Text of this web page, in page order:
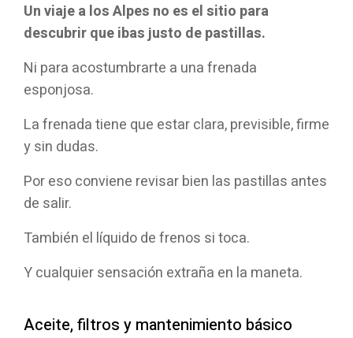
Un viaje a los Alpes no es el sitio para
descubrir que ibas justo de pastillas.
Ni para acostumbrarte a una frenada
esponjosa.
La frenada tiene que estar clara, previsible, firme
y sin dudas.
Por eso conviene revisar bien las pastillas antes
de salir.
También el líquido de frenos si toca.
Y cualquier sensación extraña en la maneta.
Aceite, filtros y mantenimiento básico